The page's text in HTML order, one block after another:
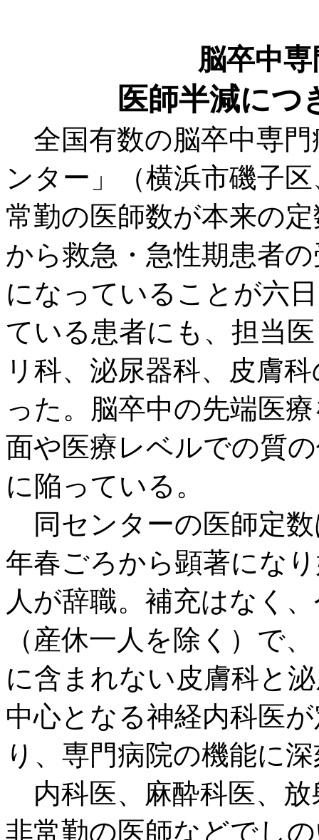
脳卒中
医師半減につ
全国有数の脳卒中専門
ンター」（横浜市磯子
常勤の医師数が本来の
から救急・急性期患者
になっていることが六
ている患者にも、担当
リ科、泌尿器科、皮膚
った。脳卒中の先端医
面や医療レベルでの質
に陥っている。
同センターの医師定数
年春ごろから顕著にな
人が辞職。補充はなく
（産休一人を除く）で
に含まれない皮膚科と
中心となる神経内科医
り、専門病院の機能に
内科医、麻酔科医、
非常勤の医師などでし